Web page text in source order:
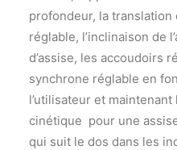
profondeur, la translation
réglable, l’inclinaison de
d’assise, les accoudoirs
synchrone réglable en
l’utilisateur et
cinétique pour une
qui suit le dos dans les